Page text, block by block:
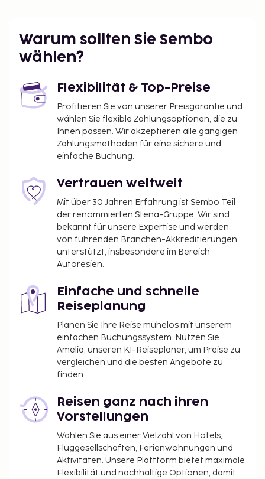
können unter anderem in den Bergen wandern,
campen und Rad fahren. Beispielsweise ist das Dorf
Bergen, rauschenden Bächen und spektakulären
Ausblicken. La Massana ist ein idealer Ort zum
Radfahren und Wandern, ebenso wie zum Reiten,
Klettern und Kanufahren. Ein weiteres charmantes
Dorf, das im Sommer einen Besuch wert ist, ist
Canillo, wo es viele Geschäfte und Spa-
Andorra bietet sowohl im Winter als auch im
Sommer stets etwas Neues zu entdecken. Wir
helfen Ihnen gerne bei Ihrer Reise und der Suche
nach einer passenden Unterkunft in Andorra, die
Ihren Wünschen entspricht.
Fluganreise nach Andorra: Der nächstgelegene
beträgt die Fahrzeit nach Andorra etwa 3,5 Stunden.
Währung: Euro (EUR). Sprache: Katalanisch. Visum:
Für die Einreise nach Andorra ist kein Visum
erforderlich.
Warum sollten Sie Sembo
wählen?
Flexibilität & Top-Preise
Profitieren Sie von unserer Preisgarantie und
wählen Sie flexible Zahlungsoptionen, die zu
Ihnen passen. Wir akzeptieren alle gängigen
Zahlungsmethoden für eine sichere und
einfache Buchung.
Vertrauen weltweit
Mit über 30 Jahren Erfahrung ist Sembo Teil
der renommierten Stena-Gruppe. Wir sind
bekannt für unsere Expertise und werden
von führenden Branchen-Akkreditierungen
unterstützt, insbesondere im Bereich
Autoresien.
Einfache und schnelle
Reiseplanung
Planen Sie Ihre Reise mühelos mit unserem
einfachen Buchungssystem. Nutzen Sie
Amelia, unseren KI-Reiseplaner, um Preise zu
vergleichen und die besten Angebote zu
finden.
Reisen ganz nach ihren
Vorstellungen
Wählen Sie aus einer Vielzahl von Hotels,
Fluggesellschaften, Ferienwohnungen und
Aktivitäten. Unsere Plattform bietet maximale
Flexibilität und nachhaltige Optionen, damit